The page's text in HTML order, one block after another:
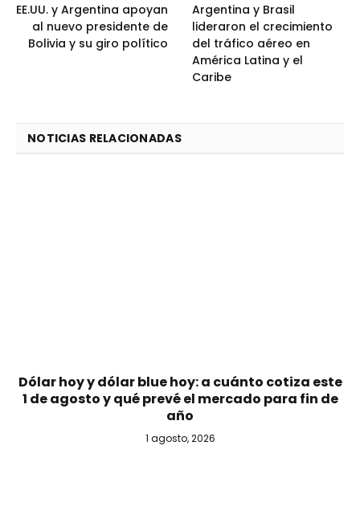
EE.UU. y Argentina apoyan
al nuevo presidente de
Bolivia y su giro político
Argentina y Brasil
lideraron el crecimiento
del tráfico aéreo en
América Latina y el
Caribe
NOTICIAS RELACIONADAS
Dólar hoy y dólar blue hoy: a cuánto cotiza este
1 de agosto y qué prevé el mercado para fin de
año
1 agosto, 2026